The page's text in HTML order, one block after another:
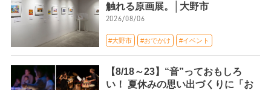
触れる原画展。│大野市
2026/08/06
#大野市 #おでかけ #イベント
【8/18～23】“音”っておもしろ
い！ 夏休みの思い出づくりに「お